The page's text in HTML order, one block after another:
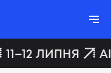
11–12 ЛИПНЯ